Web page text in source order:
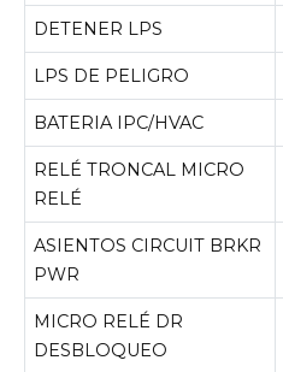
DETENER LPS
LPS DE PELIGRO
BATERIA IPC/HVAC
RELÉ TRONCAL MICRO
RELÉ
ASIENTOS CIRCUIT BRKR
PWR
MICRO RELÉ DR
DESBLOQUEO